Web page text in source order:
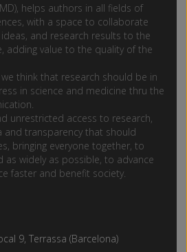
helps authors in all fields of
with a space to collaborate
and research results to the
adding value to the quality of the
think that research should be in
in science and medicine thru the
unrestricted access to research,
transparency that should
bringing everyone together, to
as widely as possible, to advance
faster and benefit society.
9, Terrassa (Barcelona)